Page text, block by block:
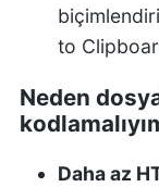
to
Neden
Daha az